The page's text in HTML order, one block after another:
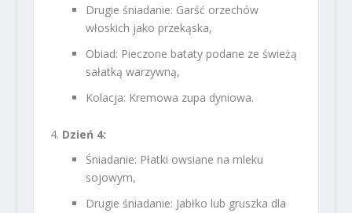
Drugie śniadanie: Garść orzechów
włoskich jako przekąska,
Obiad: Pieczone bataty podane ze świeżą
sałatką warzywną,
Kolacja: Kremowa zupa dyniowa.
Dzień 4:
Śniadanie: Płatki owsiane na mleku
sojowym,
Drugie śniadanie: Jabłko lub gruszka dla